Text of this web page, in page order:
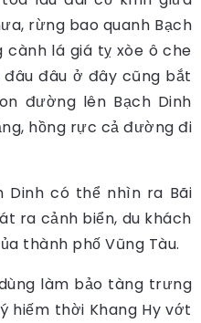
rừng bao quanh Bạch
cành lá giá tỵ xòe ô che
đâu ở đây cũng bắt
đường lên Bạch Dinh
hồng rực cả đường đi
có thể nhìn ra Bãi
ra cảnh biển, du khách
thành phố Vũng Tàu.
làm bảo tàng trưng
hiếm thời Khang Hy vớt